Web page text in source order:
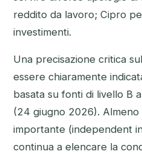
reddito da lavoro; Cipro
investimenti.
Una precisazione critica
essere chiaramente
basata su fonti di livello B
(24 giugno 2026).
importante (independent
continua a elencare la